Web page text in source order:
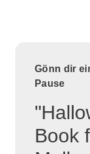
Gönn dir
Pause
Book